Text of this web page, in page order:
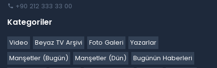
+90 212 333 33 00
Kategoriler
Video Beyaz TV Arşivi Foto Galeri
Yazarlar
Manşetler (Bugün)
Manşetler (Dün)
Bugünün Haberleri